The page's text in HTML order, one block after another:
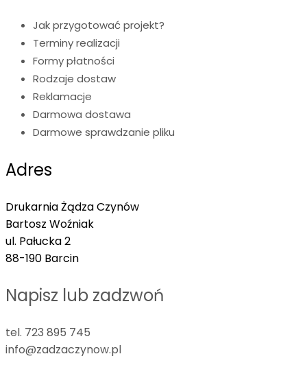
Jak przygotować projekt?
Terminy realizacji
Formy płatności
Rodzaje dostaw
Reklamacje
Darmowa dostawa
Darmowe sprawdzanie pliku
Adres
Drukarnia Żądza Czynów
Bartosz Woźniak
ul. Pałucka 2
88-190 Barcin
Napisz lub zadzwoń
tel. 723 895 745
info@zadzaczynow.pl